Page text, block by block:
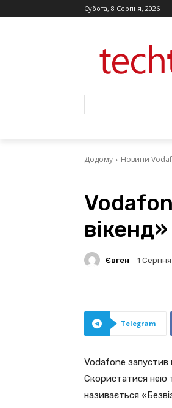
Субота, 8 Серпня, 2026
Додому Новини
Євген 1
Telegram
Vodafone запустив
Скористатися нею
називається